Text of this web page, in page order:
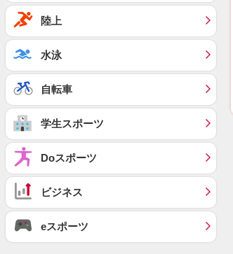
陸上
水泳
自転車
学生スポーツ
Doスポーツ
ビジネス
eスポーツ